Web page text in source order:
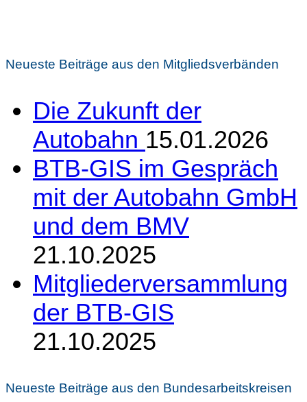
Neueste Beiträge aus den Mitgliedsverbänden
Die Zukunft der
Autobahn 15.01.2026
BTB-GIS im Gespräch
mit der Autobahn GmbH
und dem BMV
21.10.2025
Mitgliederversammlung
der BTB-GIS
21.10.2025
Neueste Beiträge aus den Bundesarbeitskreisen